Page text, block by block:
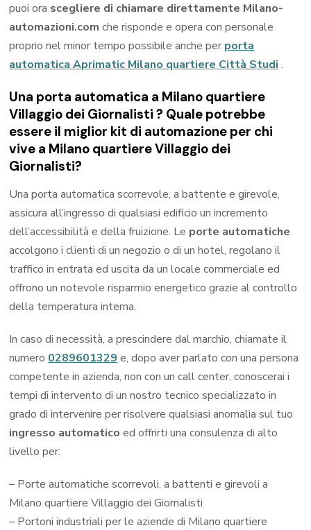
puoi ora scegliere di chiamare direttamente Milano-
automazioni.com che risponde e opera con personale
proprio nel minor tempo possibile anche per porta
automatica Aprimatic Milano quartiere Città Studi.
Una porta automatica a Milano quartiere
Villaggio dei Giornalisti ? Quale potrebbe
essere il miglior kit di automazione per chi
vive a Milano quartiere Villaggio dei
Giornalisti?
Una porta automatica scorrevole, a battente e girevole,
assicura all’ingresso di qualsiasi edificio un incremento
dell’accessibilità e della fruizione. Le porte automatiche
accolgono i clienti di un negozio o di un hotel, regolano il
traffico in entrata ed uscita da un locale commerciale ed
offrono un notevole risparmio energetico grazie al controllo
della temperatura interna.
In caso di necessità, a prescindere dal marchio, chiamate il
numero 0289601329 e, dopo aver parlato con una persona
competente in azienda, non con un call center, conoscerai i
tempi di intervento di un nostro tecnico specializzato in
grado di intervenire per risolvere qualsiasi anomalia sul tuo
ingresso automatico ed offrirti una consulenza di alto
livello per:
– Porte automatiche scorrevoli, a battenti e girevoli a
Milano quartiere Villaggio dei Giornalisti
– Portoni industriali per le aziende di Milano quartiere